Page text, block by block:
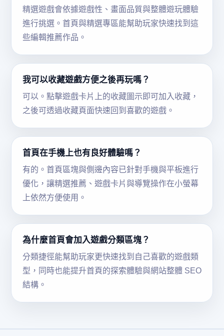
精選遊戲會依據遊戲性、畫面品質與整體遊玩體驗
進行挑選。首頁與精選專區能幫助玩家快速找到這
些編輯推薦作品。
我可以收藏遊戲方便之後再玩嗎？
可以。點擊遊戲卡片上的收藏圖示即可加入收藏，
之後可透過收藏頁面快速回到喜歡的遊戲。
首頁在手機上也有良好體驗嗎？
有的。首頁區塊與側邊內容已針對手機與平板進行
優化，讓精選推薦、遊戲卡片與導覽操作在小螢幕
上依然方便使用。
為什麼首頁會加入遊戲分類區塊？
分類捷徑能幫助玩家更快速找到自己喜歡的遊戲類
型，同時也能提升首頁的探索體驗與網站整體 SEO
結構。